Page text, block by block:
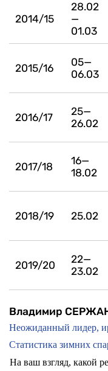
2014/15
28.02
—
01.03
2015/16
05—
06.03
2016/17
25—
26.02
2017/18
16—
18.02
2018/19 25.02
2019/20
22—
23.02
Владимир
Неожиданный лидер,
Статистика зимних
На ваш взгляд, какой